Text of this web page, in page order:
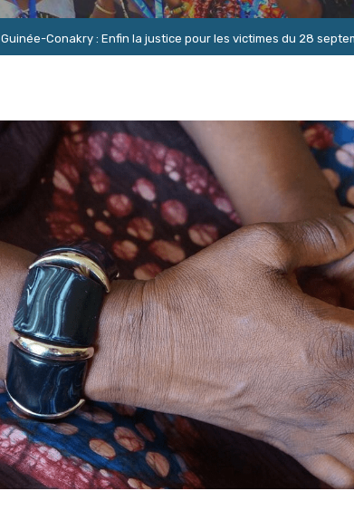
Guinée-Conakry : Enfin la justice pour les victimes du 28